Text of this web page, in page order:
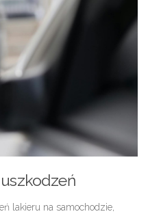
lakieru na samochodzie,